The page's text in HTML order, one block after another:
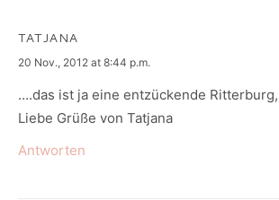
TATJANA
says:
20 Nov., 2012 at 8:44 p.m.
….das ist ja eine entzückende
Liebe Grüße von Tatjana
Antworten